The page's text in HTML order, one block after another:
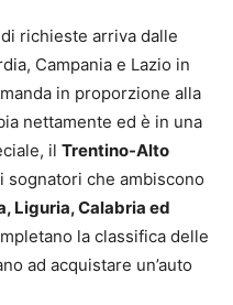
richieste arriva dalle
Campania e Lazio in
in proporzione alla
nettamente ed è in una
il Trentino-Alto
sognatori che ambiscono
Liguria, Calabria ed
la classifica delle
ad acquistare un’auto